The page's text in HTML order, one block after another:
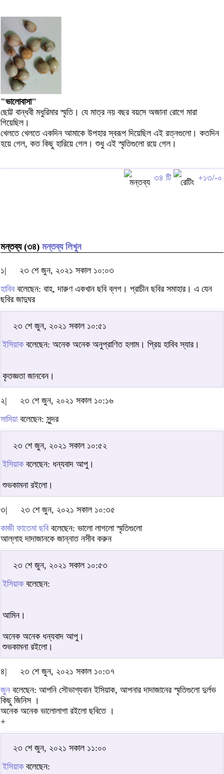
"ভালোবাসা"
ছোট্ট বান্ধবী মধুরিমার স্মৃতি। যে মাত্র নয় বছর বয়সে অজানা রোগে মারা
গিয়েছিল।
খেলতে খেলতে একদিন আমাকে উপহার স্বরূপ দিয়েছিল এই রত্নগুলো। কতদিন
হয়ে গেল, কত কিছু হারিয়ে গেল। শুধু এই স্মৃতিগুলো রয়ে গেল।
৩৪ টি +১৩/-০
মন্তব্য (৩৪) মন্তব্য লিখুন
১|
২৩ শে জুন, ২০২১ সকাল ১০:০৩
হাবিব বলেছেন: বাহ, দারুণ একখান ছবি ব্লগ। প্রাচীন ছবির সমাহার। এ যেন
ছবির জাদুঘর
২৩ শে জুন, ২০২১ সকাল ১০:৫১
ইসিয়াকবলেছেন: অনেক অনেক অনুপ্রাণিত হলাম। প্রিয় হাবিব স্যার।
কৃতজ্ঞতা জানবেন।
২|
২৩ শে জুন, ২০২১ সকাল ১০:১৬
সামিয়াবলেছেন: সুন্দর
২৩ শে জুন, ২০২১ সকাল ১০:৫২
ইসিয়াকবলেছেন: ধন্যবাদ আপু।
শুভকামনা রইলো।
৩|
২৩ শে জুন, ২০২১ সকাল ১০:৩৫
কাজী ফাতেমা ছবি বলেছেন: ভালো লাগলো স্মৃতিগুলো
আল্লাহ দাদাজানকে জান্নাত নসীব করুন
২৩ শে জুন, ২০২১ সকাল ১০:৫৩
ইসিয়াকবলেছেন:
আমিন।
অনেক অনেক ধন্যবাদ আপু।
শুভকামনা রইলো।
৪|
২৩ শে জুন, ২০২১ সকাল ১০:৩৭
জুন বলেছেন: আপনি সৌভাগ্যবান ইসিয়াক, আপনার দাদাজানের স্মৃতিগুলো দুর্লভ
কিছু জিনিস ।
অনেক অনেক ভালোলাগা রইলো ছবিতে ।
+
২৩ শে জুন, ২০২১ সকাল ১১:০০
ইসিয়াকবলেছেন: